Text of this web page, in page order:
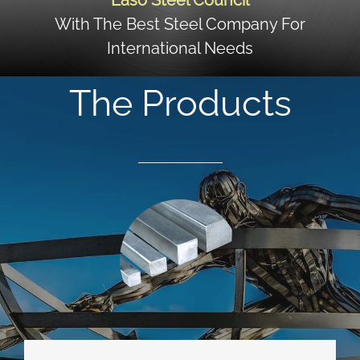
With The Best Steel Company For
International Needs
The Products